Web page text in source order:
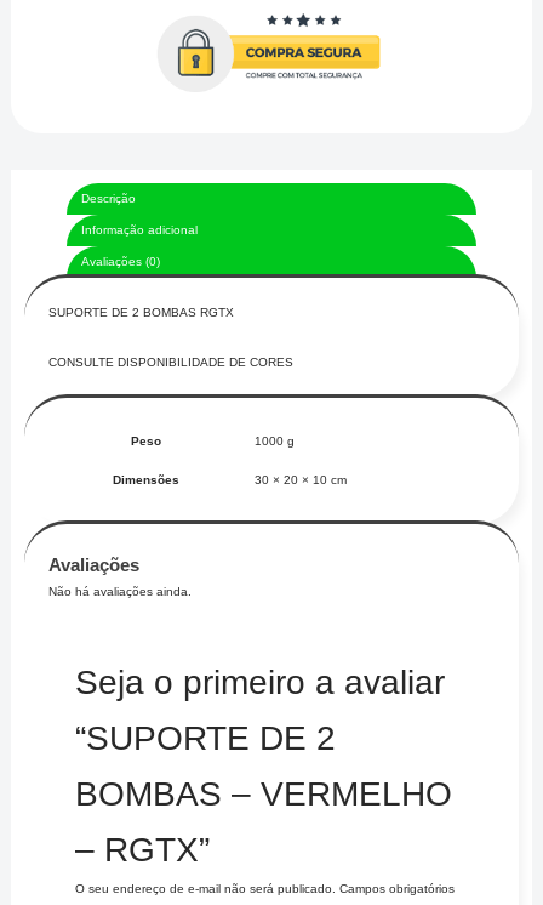
Descrição
Informação adicional
Avaliações (0)
SUPORTE DE 2 BOMBAS RGTX
CONSULTE DISPONIBILIDADE DE CORES
Peso 1000 g
Dimensões 30 × 20 × 10 cm
Avaliações
Não há avaliações ainda.
Seja o primeiro a avaliar
“SUPORTE DE 2
BOMBAS – VERMELHO
– RGTX”
O seu endereço de e-mail não será publicado.
Campos obrigatórios